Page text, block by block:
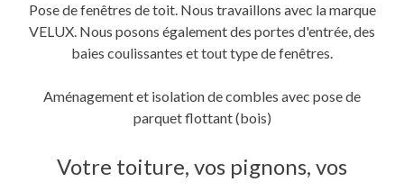
Pose de fenêtres de toit. Nous travaillons avec la marque
VELUX. Nous posons également des portes d'entrée, des
baies coulissantes et tout type de fenêtres.
Aménagement et isolation de combles avec pose de
parquet flottant (bois)
Votre toiture, vos pignons, vos